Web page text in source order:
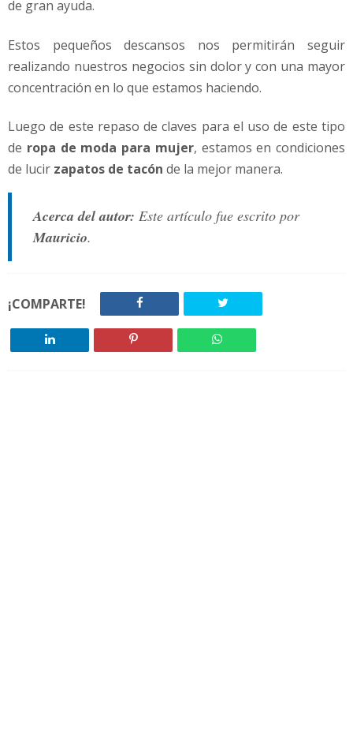
de gran ayuda.
Estos pequeños descansos nos permitirán seguir
realizando nuestros negocios sin dolor y con una mayor
concentración en lo que estamos haciendo.
Luego de este repaso de claves para el uso de este tipo
de ropa de moda para mujer, estamos en condiciones
de lucir zapatos de tacón de la mejor manera.
Acerca del autor: Este artículo fue escrito por
Mauricio.
¡COMPARTE!